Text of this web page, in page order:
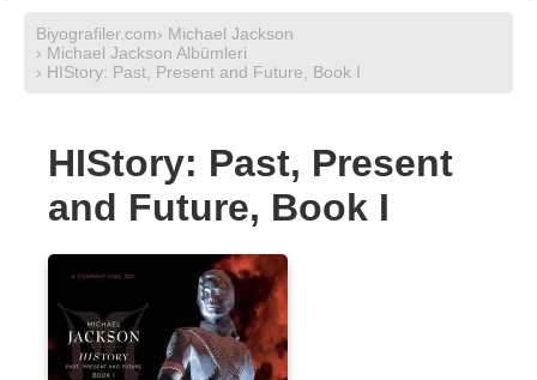
Biyografiler.com› Michael Jackson
› Michael Jackson Albümleri
› HIStory: Past, Present and Future, Book I
HIStory: Past, Present
and Future, Book I